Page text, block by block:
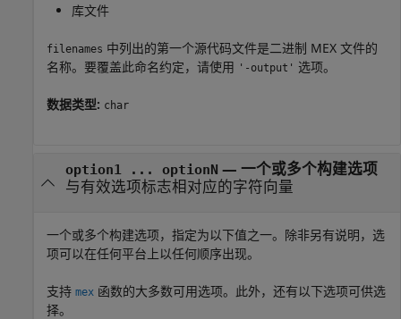
库文件
filenames 中列出的第一个源代码文件是二进制 MEX 文件的
名称。要覆盖此命名约定，请使用 '-output' 选项。
数据类型: char
option1 ... optionN — 一个或多个构建选项
与有效选项标志相对应的字符向量
一个或多个构建选项，指定为以下值之一。除非另有说明，选
项可以在任何平台上以任何顺序出现。
支持 mex 函数的大多数可用选项。此外，还有以下选项可供选
择。